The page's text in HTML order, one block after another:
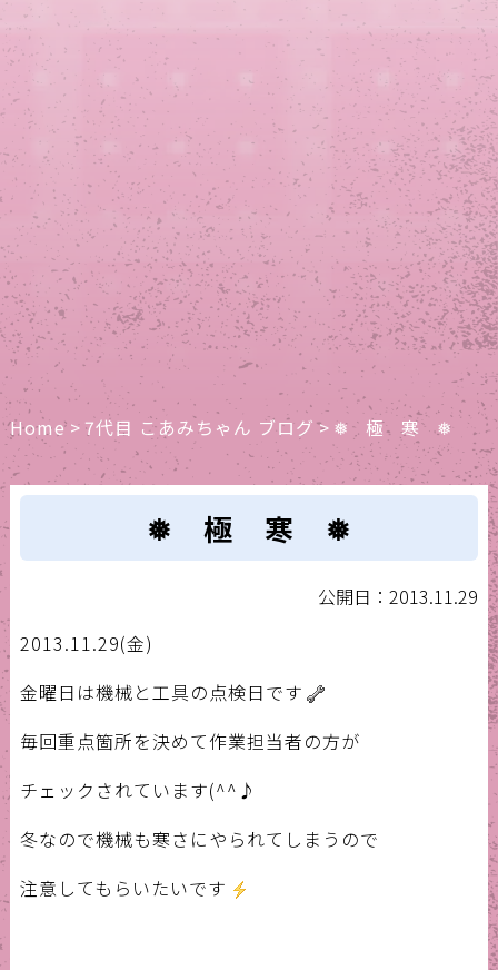
Home> 7代目 こあみちゃん ブログ> ❅ 極 寒 ❅
❅ 極 寒 ❅
公開日：2013.11.29
2013.11.29(金)
金曜日は機械と工具の点検日です
毎回重点箇所を決めて作業担当者の方が
チェックされています(^^♪
冬なので機械も寒さにやられてしまうので
注意してもらいたいです